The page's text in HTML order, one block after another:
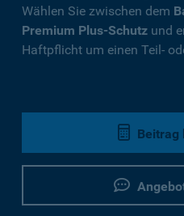
Wählen Sie zwischen dem
Premium Plus-Schutz und
Haftpflicht um einen Teil-
Beitrag